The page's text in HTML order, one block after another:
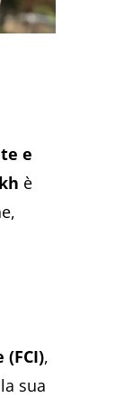
e
è
,
sua